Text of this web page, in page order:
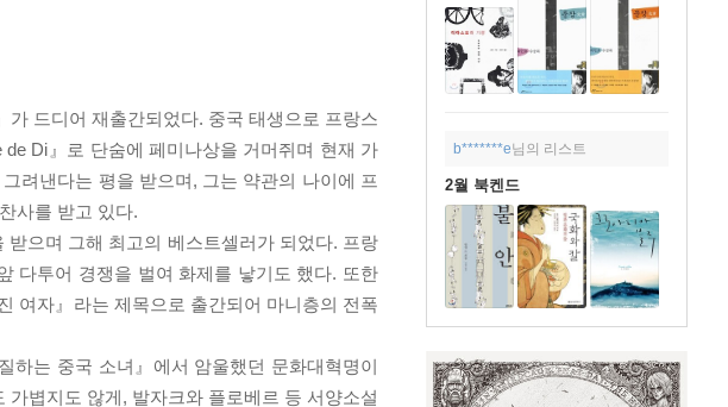
b*******e님의 리스트
2월 북켄드
드디어 재출간되었다. 중국 태생으로 프랑스
Di』로 단숨에 페미나상을 거머쥐며 현재 가
려낸다는 평을 받으며, 그는 약관의 나이에 프
사를 받고 있다.
받으며 그해 최고의 베스트셀러가 되었다. 프랑
다투어 경쟁을 벌여 화제를 낳기도 했다. 또한
여자』라는 제목으로 출간되어 마니층의 전폭
하는 중국 소녀』에서 암울했던 문화대혁명이
볍지도 않게, 발자크와 플로베르 등 서양소설